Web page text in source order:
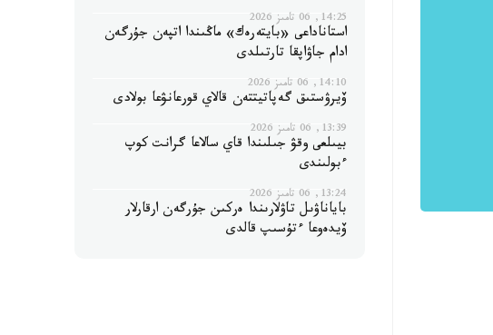
14:25, 06 تامىز 2026
استاناداعى «بايتەرەك» ماڭىندا اتپەن جۇرگەن
ادام جاۋاپقا تارتىلدى
14:10, 06 تامىز 2026
ۆيرۋستىق گەپاتيتتەن قالاي قورعانۋعا بولادى
13:39, 06 تامىز 2026
بيىلعى وقۋ جىلىندا قاي سالاعا گرانت كوپ
ءبولىندى
13:24, 06 تامىز 2026
باياناۋىل تاۋلارىندا ەركىن جۇرگەن ارقارلار
ۆيدەوعا ءتۇسىپ قالدى